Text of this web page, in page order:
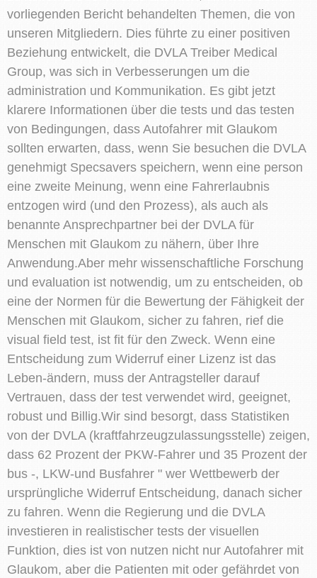
vorliegenden Bericht behandelten Themen, die von
unseren Mitgliedern. Dies führte zu einer positiven
Beziehung entwickelt, die DVLA Treiber Medical
Group, was sich in Verbesserungen um die
administration und Kommunikation. Es gibt jetzt
klarere Informationen über die tests und das testen
von Bedingungen, dass Autofahrer mit Glaukom
sollten erwarten, dass, wenn Sie besuchen die DVLA
genehmigt Specsavers speichern, wenn eine person
eine zweite Meinung, wenn eine Fahrerlaubnis
entzogen wird (und den Prozess), als auch als
benannte Ansprechpartner bei der DVLA für
Menschen mit Glaukom zu nähern, über Ihre
Anwendung.Aber mehr wissenschaftliche Forschung
und evaluation ist notwendig, um zu entscheiden, ob
eine der Normen für die Bewertung der Fähigkeit der
Menschen mit Glaukom, sicher zu fahren, rief die
visual field test, ist fit für den Zweck. Wenn eine
Entscheidung zum Widerruf einer Lizenz ist das
Leben-ändern, muss der Antragsteller darauf
Vertrauen, dass der test verwendet wird, geeignet,
robust und Billig.Wir sind besorgt, dass Statistiken
von der DVLA (kraftfahrzeugzulassungsstelle) zeigen,
dass 62 Prozent der PKW-Fahrer und 35 Prozent der
bus -, LKW-und Busfahrer " wer Wettbewerb der
ursprüngliche Widerruf Entscheidung, danach sicher
zu fahren. Wenn die Regierung und die DVLA
investieren in realistischer tests der visuellen
Funktion, dies ist von nutzen nicht nur Autofahrer mit
Glaukom, aber die Patienten mit oder gefährdet von